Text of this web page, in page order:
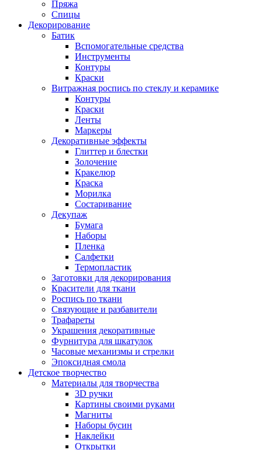
Пряжа
Спицы
Декорирование
Батик
Вспомогательные средства
Инструменты
Контуры
Краски
Витражная роспись по стеклу и керамике
Контуры
Краски
Ленты
Маркеры
Декоративные эффекты
Глиттер и блестки
Золочение
Кракелюр
Краска
Морилка
Состаривание
Декупаж
Бумага
Наборы
Пленка
Салфетки
Термопластик
Заготовки для декорирования
Красители для ткани
Роспись по ткани
Связующие и разбавители
Трафареты
Украшения декоративные
Фурнитура для шкатулок
Часовые механизмы и стрелки
Эпоксидная смола
Детское творчество
Материалы для творчества
3D ручки
Картины своими руками
Магниты
Наборы бусин
Наклейки
Открытки